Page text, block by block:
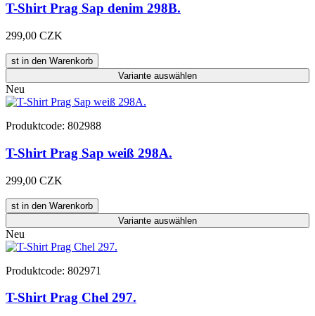
T-Shirt Prag Sap denim 298B.
299,00 CZK
st in den Warenkorb
Variante auswählen
Neu
Produktcode: 802988
T-Shirt Prag Sap weiß 298A.
299,00 CZK
st in den Warenkorb
Variante auswählen
Neu
Produktcode: 802971
T-Shirt Prag Chel 297.